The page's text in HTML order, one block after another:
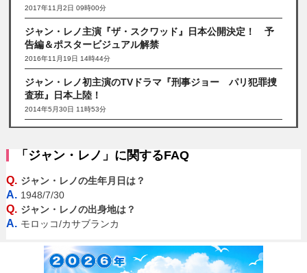
2017年11月2日 09時00分
ジャン・レノ主演『ザ・スクワッド』日本公開決定！ 予
告編＆ポスタービジュアル解禁
2016年11月19日 14時44分
ジャン・レノ初主演のTVドラマ『刑事ジョー パリ犯罪捜
査班』日本上陸！
2014年5月30日 11時53分
「ジャン・レノ」に関するFAQ
Q. ジャン・レノの生年月日は？
A. 1948/7/30
Q. ジャン・レノの出身地は？
A. モロッコ/カサブランカ